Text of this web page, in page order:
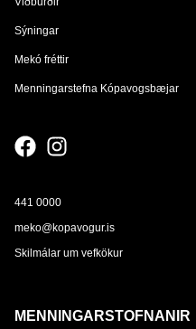
Sýningar
Mekó fréttir
Menningarstefna Kópavogsbæjar
441 0000
meko@kopavogur.is
Skilmálar um vefkökur
MENNINGARSTOFNANIR